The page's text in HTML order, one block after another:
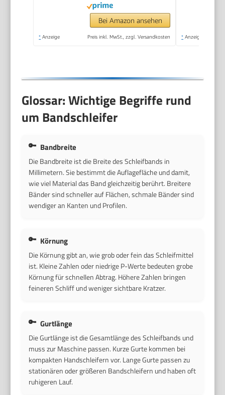
breite 915x100mm |
Tischneigung 0°–45° |
Gussmaterial-
Bei Amazon ansehen
* Anzeige Preis inkl. MwSt., zzgl. Versandkosten * Anzeige
Glossar: Wichtige Begriffe rund
um Bandschleifer
Bandbreite
Die Bandbreite ist die Breite des Schleifbands in
Millimetern. Sie bestimmt die Auflagefläche und damit,
wie viel Material das Band gleichzeitig berührt. Breitere
Bänder sind schneller auf Flächen, schmale Bänder sind
wendiger an Kanten und Profilen.
Körnung
Die Körnung gibt an, wie grob oder fein das Schleifmittel
ist. Kleine Zahlen oder niedrige P-Werte bedeuten grobe
Körnung für schnellen Abtrag. Höhere Zahlen bringen
feineren Schliff und weniger sichtbare Kratzer.
Gurtlänge
Die Gurtlänge ist die Gesamtlänge des Schleifbands und
muss zur Maschine passen. Kurze Gurte kommen bei
kompakten Handschleifern vor. Lange Gurte passen zu
stationären oder größeren Bandschleifern und haben oft
ruhigeren Lauf.